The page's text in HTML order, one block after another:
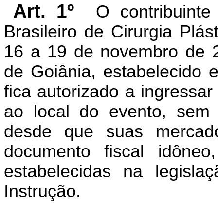
Art. 1º O
Brasileiro de Cirurgia
16 a 19 de novembro de
de Goiânia, estabelecido
fica autorizado a
ao local do evento,
desde que suas
documento fiscal
estabelecidas na
Instrução.